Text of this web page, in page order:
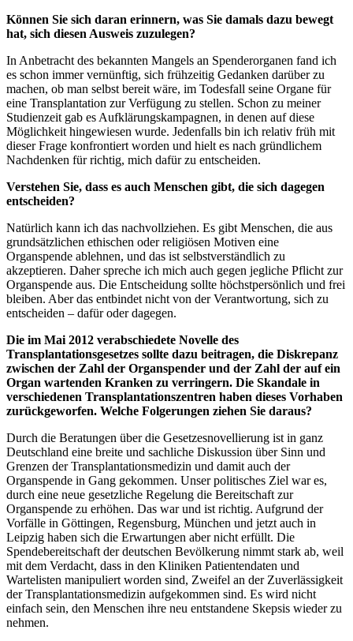
Können Sie sich daran erinnern, was Sie damals dazu bewegt
hat, sich diesen Ausweis zuzulegen?
In Anbetracht des bekannten Mangels an Spenderorganen fand ich
es schon immer vernünftig, sich frühzeitig Gedanken darüber zu
machen, ob man selbst bereit wäre, im Todesfall seine Organe für
eine Transplantation zur Verfügung zu stellen. Schon zu meiner
Studienzeit gab es Aufklärungskampagnen, in denen auf diese
Möglichkeit hingewiesen wurde. Jedenfalls bin ich relativ früh mit
dieser Frage konfrontiert worden und hielt es nach gründlichem
Nachdenken für richtig, mich dafür zu entscheiden.
Verstehen Sie, dass es auch Menschen gibt, die sich dagegen
entscheiden?
Natürlich kann ich das nachvollziehen. Es gibt Menschen, die aus
grundsätzlichen ethischen oder religiösen Motiven eine
Organspende ablehnen, und das ist selbstverständlich zu
akzeptieren. Daher spreche ich mich auch gegen jegliche Pflicht zur
Organspende aus. Die Entscheidung sollte höchstpersönlich und frei
bleiben. Aber das entbindet nicht von der Verantwortung, sich zu
entscheiden – dafür oder dagegen.
Die im Mai 2012 verabschiedete Novelle des
Transplantationsgesetzes sollte dazu beitragen, die Diskrepanz
zwischen der Zahl der Organspender und der Zahl der auf ein
Organ wartenden Kranken zu verringern. Die Skandale in
verschiedenen Transplantationszentren haben dieses Vorhaben
zurückgeworfen. Welche Folgerungen ziehen Sie daraus?
Durch die Beratungen über die Gesetzesnovellierung ist in ganz
Deutschland eine breite und sachliche Diskussion über Sinn und
Grenzen der Transplantationsmedizin und damit auch der
Organspende in Gang gekommen. Unser politisches Ziel war es,
durch eine neue gesetzliche Regelung die Bereitschaft zur
Organspende zu erhöhen. Das war und ist richtig. Aufgrund der
Vorfälle in Göttingen, Regensburg, München und jetzt auch in
Leipzig haben sich die Erwartungen aber nicht erfüllt. Die
Spendebereitschaft der deutschen Bevölkerung nimmt stark ab, weil
mit dem Verdacht, dass in den Kliniken Patientendaten und
Wartelisten manipuliert worden sind, Zweifel an der Zuverlässigkeit
der Transplantationsmedizin aufgekommen sind. Es wird nicht
einfach sein, den Menschen ihre neu entstandene Skepsis wieder zu
nehmen.